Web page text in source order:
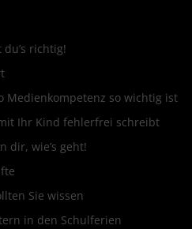
richtig!
Medienkompetenz so wichtig ist
Ihr Kind fehlerfrei schreibt
dir, wie’s geht!
Sie wissen
in den Schulferien